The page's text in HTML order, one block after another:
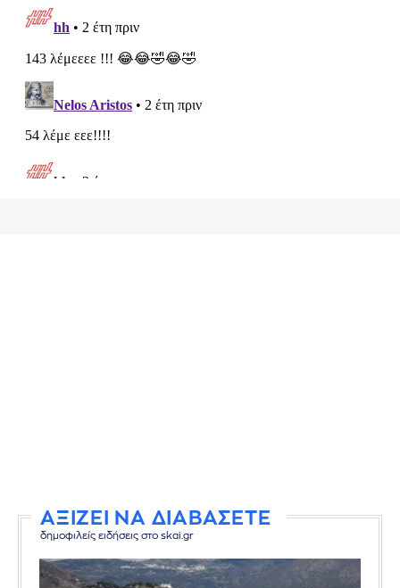
ΑΞΙΖΕΙ ΝΑ ΔΙΑΒΑΣΕΤΕ
δημοφιλείς ειδήσεις στο skai.gr